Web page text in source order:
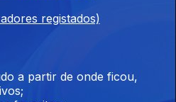
registados)
a partir de onde ficou,